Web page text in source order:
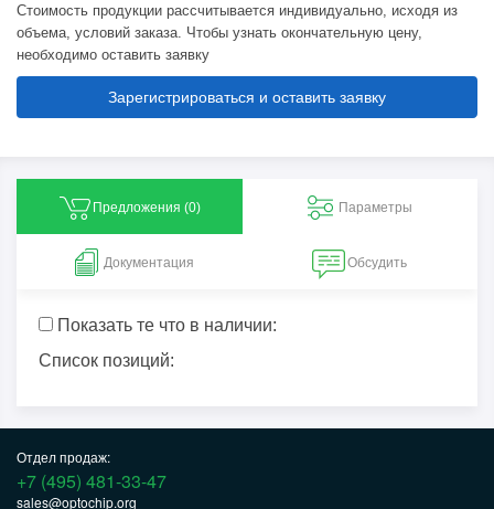
Стоимость продукции рассчитывается индивидуально, исходя из
объема, условий заказа. Чтобы узнать окончательную цену,
необходимо оставить заявку
Зарегистрироваться и оставить заявку
Предложения (0) Параметры
Документация Обсудить
Показать те что в наличии:
Список позиций:
Отдел продаж:
+7 (495) 481-33-47
sales@optochip.org